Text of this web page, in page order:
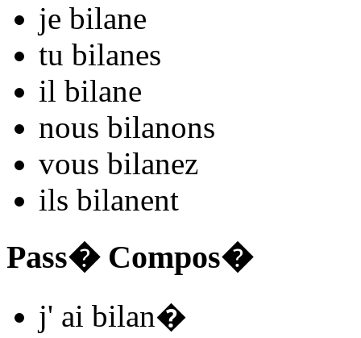
je bilane
tu bilanes
il bilane
nous bilanons
vous bilanez
ils bilanent
Pass� Compos�
j' ai bilan�